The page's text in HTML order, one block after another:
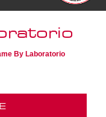
By Laboratorio